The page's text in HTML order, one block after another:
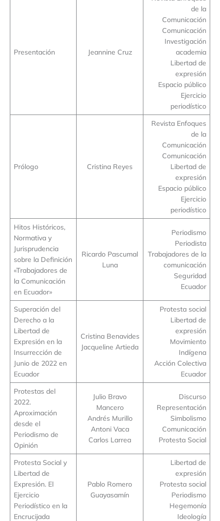
Presentación Jeannine Cruz
de la
Comunicación
Comunicación
Investigación
academia
Libertad de
expresión
Espacio público
Ejercicio
periodístico
Prólogo Cristina Reyes
Revista Enfoques
de la
Comunicación
Comunicación
Libertad de
expresión
Espacio público
Ejercicio
periodístico
Hitos Históricos,
Normativa y
Jurisprudencia
sobre la Definición
«Trabajadores de
la Comunicación
en Ecuador»
Ricardo Pascumal
Luna
Periodismo
Periodista
Trabajadores de la
comunicación
Seguridad
Ecuador
Superación del
Derecho a la
Libertad de
Expresión en la
Insurrección de
Junio de 2022 en
Ecuador
Cristina Benavides
Jacqueline Artieda
Protesta social
Libertad de
expresión
Movimiento
Indígena
Acción Colectiva
Ecuador
Protestas del
2022.
Aproximación
desde el
Periodismo de
Opinión
Julio Bravo
Mancero
Andrés Murillo
Antoni Vaca
Carlos Larrea
Discurso
Representación
Simbolismo
Comunicación
Protesta Social
Protesta Social y
Libertad de
Expresión. El
Ejercicio
Periodístico en la
Encrucijada
Pablo Romero
Guayasamín
Libertad de
expresión
Protesta social
Periodismo
Hegemonía
Ideología